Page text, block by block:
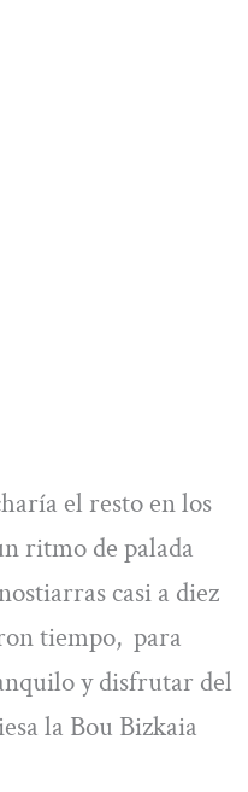
el resto en los
ritmo de palada
casi a diez
tiempo, para
y disfrutar del
la Bou Bizkaia